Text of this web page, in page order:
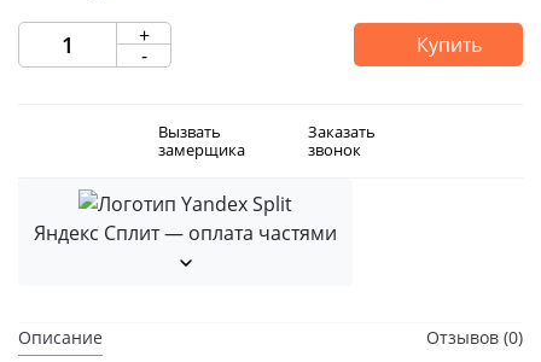
+
- Купить
Вызвать
замерщика
Заказать
звонок
Яндекс Сплит — оплата частями
Описание Отзывов (0)